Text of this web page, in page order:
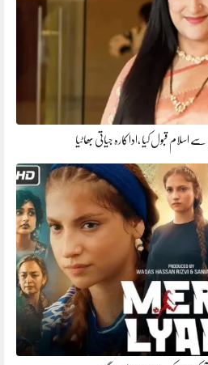
اسلام قبول کیا ،اداکارہ جیاتی بھاٹیا